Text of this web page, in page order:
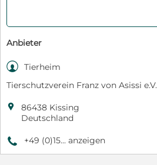
Anbieter
 Tierheim
Tierschutzverein Franz von Asissi e.V.

86438 Kissing
Deutschland
9 +49 (0)15... anzeigen